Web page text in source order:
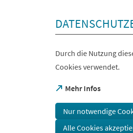
Durch die Nutzung
Cookies verwendet.
Mehr Infos
(Öffnet
einem
neuen
Tab)
Nur notwendige
Alle Cookies